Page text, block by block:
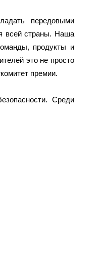
передовыми
всей страны. Наша
продукты и
это не просто
премии.
Среди